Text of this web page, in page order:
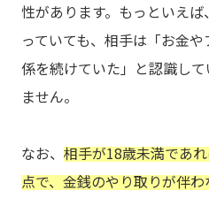
性があります。もっといえ
っていても、相手は「お金
係を続けていた」と認識し
ません。
なお、 相手が18歳未満であ
点で、金銭のやり取りが伴